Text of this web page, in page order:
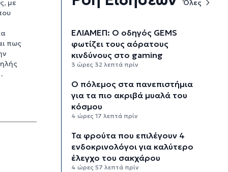
με
πως
Όλες
ΕΛΙΑΜΕΠ: Ο οδηγός GEMS
φωτίζει τους αόρατους
κινδύνους στο gaming
3 ώρες 32 λεπτά πρίν
Ο πόλεμος στα πανεπιστήμια
για τα πιο ακριβά μυαλά του
κόσμου
4 ώρες 17 λεπτά πρίν
Τα φρούτα που επιλέγουν 4
ενδοκρινολόγοι για καλύτερο
έλεγχο του σακχάρου
4 ώρες 57 λεπτά πρίν